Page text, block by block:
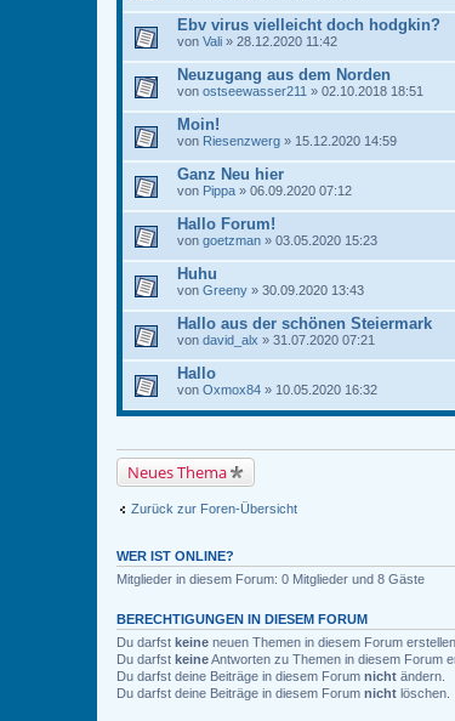
Ebv virus vielleicht doch hodgkin?
von Vali » 28.12.2020 11:42
Neuzugang aus dem Norden
von ostseewasser211 » 02.10.2018 18:51
Moin!
von Riesenzwerg » 15.12.2020 14:59
Ganz Neu hier
von Pippa » 06.09.2020 07:12
Hallo Forum!
von goetzman » 03.05.2020 15:23
Huhu
von Greeny » 30.09.2020 13:43
Hallo aus der schönen Steiermark
von david_alx » 31.07.2020 07:21
Hallo
von Oxmox84 » 10.05.2020 16:32
Neues Thema
Zurück zur Foren-Übersicht
WER IST ONLINE?
Mitglieder in diesem Forum: 0 Mitglieder und 8 Gäste
BERECHTIGUNGEN IN DIESEM FORUM
Du darfst keine neuen Themen in diesem Forum erstellen.
Du darfst keineAntworten zu Themen in diesem Forum
Du darfst deine Beiträge in diesem Forum nicht ändern.
Du darfst deine Beiträge in diesem Forum nicht löschen.